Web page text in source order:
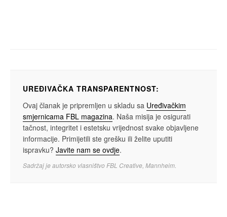
UREĐIVAČKA TRANSPARENTNOST:
Ovaj članak je pripremljen u skladu sa Uređivačkim
smjernicama FBL magazina. Naša misija je osigurati
tačnost, integritet i estetsku vrijednost svake objavljene
informacije. Primijetili ste grešku ili želite uputiti
ispravku? Javite nam se ovdje.
Sadržaj je autorsko vlasništvo FBL Creative, Mannheim.